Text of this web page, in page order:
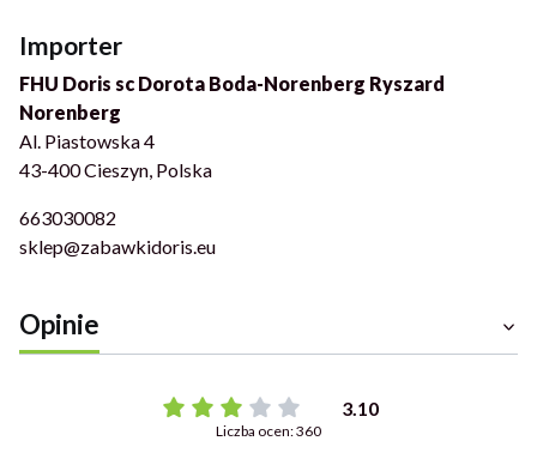
Importer
FHU Doris sc Dorota Boda-Norenberg Ryszard
Norenberg
Al. Piastowska 4
43-400 Cieszyn, Polska
663030082
sklep@zabawkidoris.eu
Opinie
3.10
Liczba ocen: 360